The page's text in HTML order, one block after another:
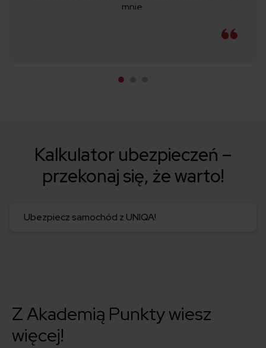
mnie.
Kalkulator ubezpieczeń –
przekonaj się, że warto!
Ubezpiecz samochód z UNIQA!
Z Akademią Punkty wiesz
więcej!